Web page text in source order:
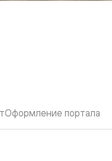
Оформление портала